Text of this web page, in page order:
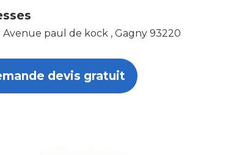
paul de kock , Gagny 93220
devis gratuit